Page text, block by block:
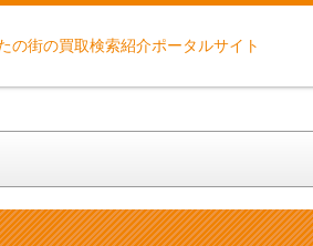
の街の買取検索紹介ポータルサイト